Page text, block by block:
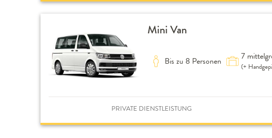
Mini Van
Bis zu 8 Personen 7
(+
PRIVATE DIENSTLEISTUNG